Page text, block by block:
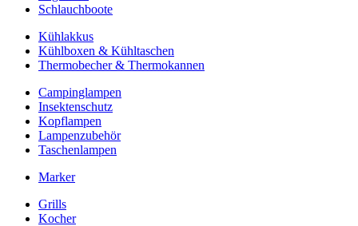
Schlauchboote
Kühlakkus
Kühlboxen & Kühltaschen
Thermobecher & Thermokannen
Campinglampen
Insektenschutz
Kopflampen
Lampenzubehör
Taschenlampen
Marker
Grills
Kocher